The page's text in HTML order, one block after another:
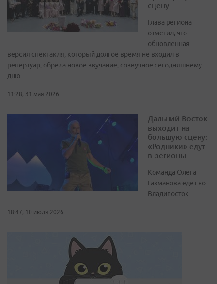
сцену
Глава региона
отметил, что
обновленная
версия спектакля, который долгое время не входил в
репертуар, обрела новое звучание, созвучное сегодняшнему
дню
11:28, 31 мая 2026
Дальний Восток
выходит на
большую сцену:
«Родники» едут
в регионы
Команда Олега
Газманова едет во
Владивосток
18:47, 10 июля 2026